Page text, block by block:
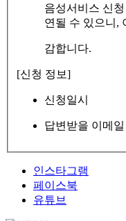
음성서비스 신
연될 수 있으니,
감합니다.
[신청 정보]
신청일시
답변받을 이메일
인스타그램
페이스북
유튜브